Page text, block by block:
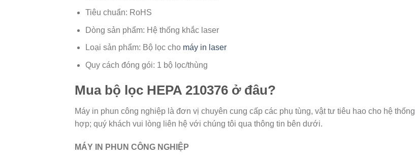
Tiêu chuẩn: RoHS
Dòng sản phẩm: Hệ thống khắc laser
Loại sản phẩm: Bộ lọc cho máy in laser
Quy cách đóng gói: 1 bộ lọc/thùng
Mua bộ lọc HEPA 210376 ở đâu?
Máy in phun công nghiệp là đơn vị chuyên cung cấp các phụ tùng, vật tư tiêu hao cho hệ thống
hợp; quý khách vui lòng liên hệ với chúng tôi qua thông tin bên dưới.
MÁY IN PHUN CÔNG NGHIỆP